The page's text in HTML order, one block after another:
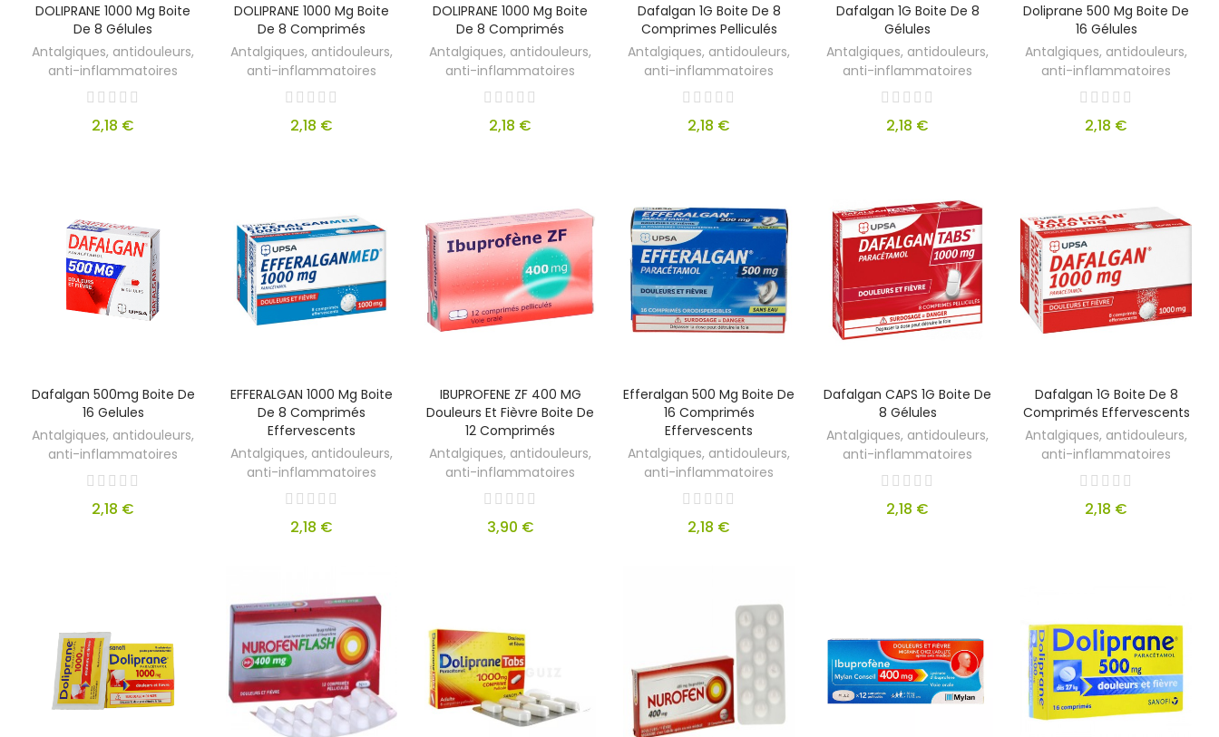
DOLIPRANE 1000 Mg Boite
De 8 Gélules
Antalgiques, antidouleurs,
anti-inflammatoires
2,18 €
DOLIPRANE 1000 Mg Boite
De 8 Comprimés
Antalgiques, antidouleurs,
anti-inflammatoires
2,18 €
DOLIPRANE 1000 Mg Boite
De 8 Comprimés
Antalgiques, antidouleurs,
anti-inflammatoires
2,18 €
Dafalgan 1G Boite De 8
Comprimes Pelliculés
Antalgiques, antidouleurs,
anti-inflammatoires
2,18 €
Dafalgan 1G Boite De 8
Gélules
Antalgiques, antidouleurs,
anti-inflammatoires
2,18 €
Doliprane 500 Mg Boite De
16 Gélules
Antalgiques, antidouleurs,
anti-inflammatoires
2,18 €
Dafalgan 500mg Boite De
16 Gelules
Antalgiques, antidouleurs,
anti-inflammatoires
2,18 €
EFFERALGAN 1000 Mg Boite
De 8 Comprimés
Effervescents
Antalgiques, antidouleurs,
anti-inflammatoires
2,18 €
IBUPROFENE ZF 400 MG
Douleurs Et Fièvre Boite De
12 Comprimés
Antalgiques, antidouleurs,
anti-inflammatoires
3,90 €
Efferalgan 500 Mg Boite De
16 Comprimés
Effervescents
Antalgiques, antidouleurs,
anti-inflammatoires
2,18 €
Dafalgan CAPS 1G Boite De
8 Gélules
Antalgiques, antidouleurs,
anti-inflammatoires
2,18 €
Dafalgan 1G Boite De 8
Comprimés Effervescents
Antalgiques, antidouleurs,
anti-inflammatoires
2,18 €